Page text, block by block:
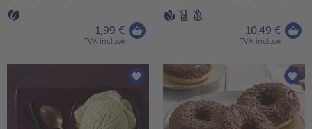
1,99 €
TVA incluse
10,49 €
TVA incluse